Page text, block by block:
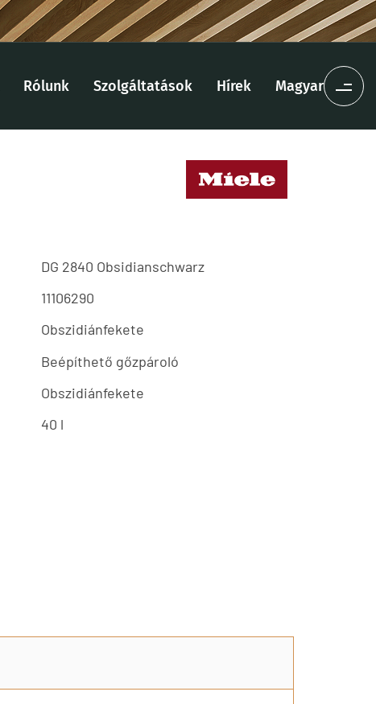
Rólunk Szolgáltatások Hírek Magyar
DG 2840 Obsidianschwarz
11106290
Obszidiánfekete
Beépíthető gőzpároló
Obszidiánfekete
40 l